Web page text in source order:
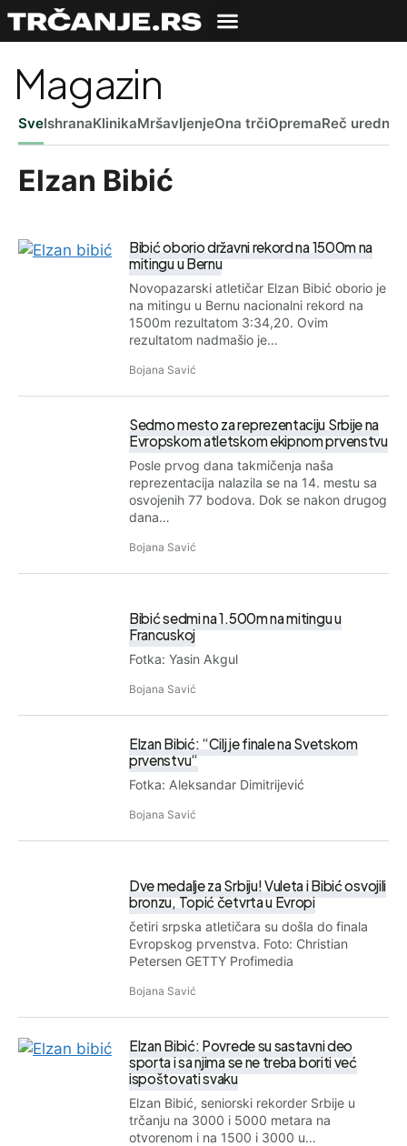
Magazin
SveIshranaKlinikaMršavljenjeOna trčiOpremaReč
Elzan Bibić
Bibić oborio državni rekord na 1500m na
mitingu u Bernu
Novopazarski atletičar Elzan Bibić oborio je
na mitingu u Bernu nacionalni rekord na
1500m rezultatom 3:34,20. Ovim
rezultatom nadmašio je…
Bojana Savić
Sedmo mesto za reprezentaciju Srbije na
Evropskom atletskom ekipnom prvenstvu
Posle prvog dana takmičenja naša
reprezentacija nalazila se na 14. mestu sa
osvojenih 77 bodova. Dok se nakon drugog
dana…
Bojana Savić
Bibić sedmi na 1.500m na mitingu u
Francuskoj
Fotka: Yasin Akgul
Bojana Savić
Elzan Bibić: “Cilj je finale na Svetskom
prvenstvu“
Fotka: Aleksandar Dimitrijević
Bojana Savić
Dve medalje za Srbiju! Vuleta i Bibić osvojili
bronzu, Topić četvrta u Evropi
četiri srpska atletičara su došla do finala
Evropskog prvenstva. Foto: Christian
Petersen GETTY Profimedia
Bojana Savić
Elzan Bibić: Povrede su sastavni deo
sporta i sa njima se ne treba boriti već
ispoštovati svaku
Elzan Bibić, seniorski rekorder Srbije u
trčanju na 3000 i 5000 metara na
otvorenom i na 1500 i 3000 u…